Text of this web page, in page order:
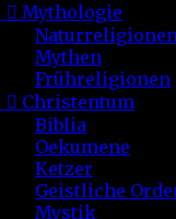
 Mythologie
Mythen
Frühreligionen
 Christentum
Biblia
Oekumene
Ketzer
Geistliche
Mystik